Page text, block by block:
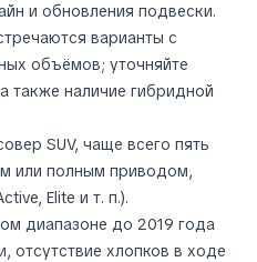
и обновления подвески.
варианты с
объёмов; уточняйте
также наличие гибридной
SUV, чаще всего пять
или полным приводом,
Elite и т. п.).
диапазоне до 2019 года
отсутствие хлопков в ходе